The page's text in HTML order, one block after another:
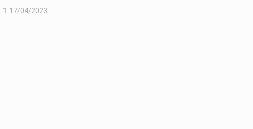
17/04/2023